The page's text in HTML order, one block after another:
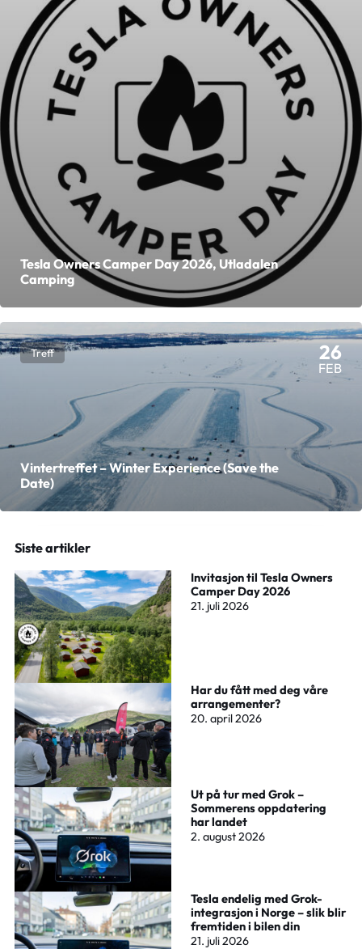
Tesla Owners Camper Day 2026, Utladalen
Camping
Treff 26
FEB
Vintertreffet – Winter Experience (Save the
Date)
Siste artikler
Invitasjon til Tesla Owners
Camper Day 2026
21. juli 2026
Har du fått med deg våre
arrangementer?
20. april 2026
Ut på tur med Grok –
Sommerens oppdatering
har landet
2. august 2026
Tesla endelig med Grok-
integrasjon i Norge – slik blir
fremtiden i bilen din
21. juli 2026